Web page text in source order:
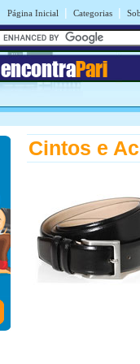
Página Inicial | Categorias |
encontraPari
Cintos e